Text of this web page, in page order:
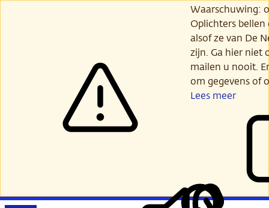
Waarschuwing:
Oplichters
alsof ze van De
zijn. Ga hier niet
mailen u nooit.
om gegevens of
Lees meer